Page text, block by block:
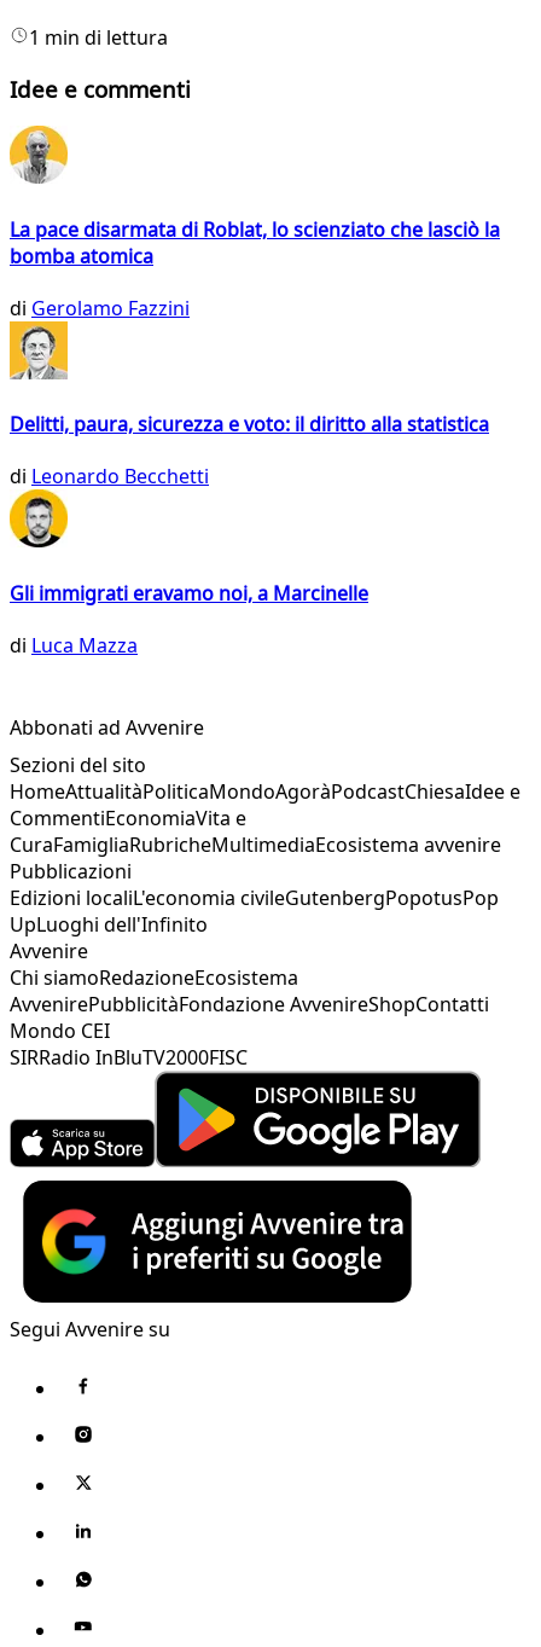
1 min di lettura
Idee e commenti
La pace disarmata di Roblat, lo scienziato che lasciò la
bomba atomica
di Gerolamo Fazzini
Delitti, paura, sicurezza e voto: il diritto alla statistica
di Leonardo Becchetti
Gli immigrati eravamo noi, a Marcinelle
di Luca Mazza
Abbonati ad Avvenire
Sezioni del sito
HomeAttualitàPoliticaMondoAgoràPodcastChiesaIdee e
CommentiEconomiaVita e
CuraFamigliaRubricheMultimediaEcosistema avvenire
Pubblicazioni
Edizioni localiL'economia civileGutenbergPopotusPop
UpLuoghi dell'Infinito
Avvenire
Chi siamoRedazioneEcosistema
AvvenirePubblicitàFondazione AvvenireShopContatti
Mondo CEI
SIRRadio InBluTV2000FISC
Segui Avvenire su